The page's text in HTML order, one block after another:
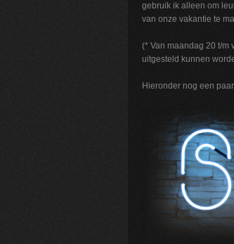
gebruik ik alleen om
van onze vakantie te
(* Van maandag 20 t/m
uitgesteld kunnen
Hieronder nog een